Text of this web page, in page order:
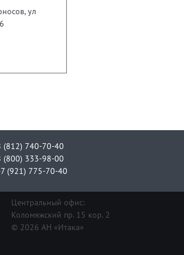
ул
(812) 740-70-40
(800) 333-98-00
(921) 775-70-40
Центральный офис:
Коломяжский пр. 15 кор. 2
© 2026 АН «Итака»